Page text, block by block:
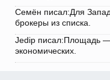
Семён писал:Для
брокеры из списка.
Jedip писал:Площадь —
экономических.